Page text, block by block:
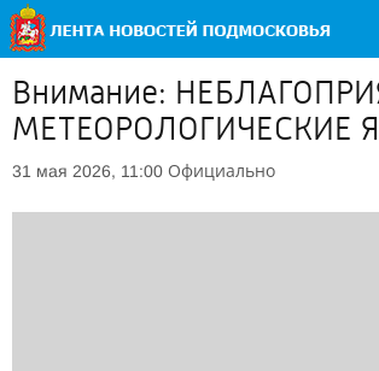
Внимание:
МЕТЕОРОЛОГИЧЕСКИЕ
31 мая 2026, 11:00 Официально